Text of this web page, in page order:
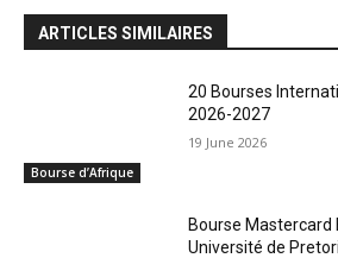
ARTICLES SIMILAIRES
Bourse d’Afrique
20 Bourses
2026-2027
19 June 2026
Bourse Mastercard
Université de